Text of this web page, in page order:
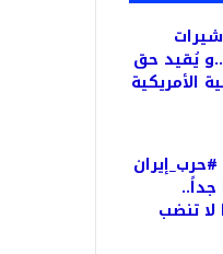
يُقيد حق
الأمريكية
لا تنضب